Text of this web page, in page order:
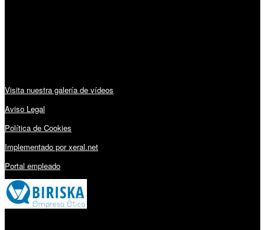
Visita nuestra galería de vídeos
Aviso Legal
Política de Cookies
Implementado por xeral.net
Portal empleado